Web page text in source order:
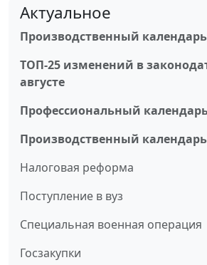
Актуальное
Производственный календарь
ТОП-25 изменений в
августе
Профессиональный
Производственный календарь
Налоговая реформа
Поступление в вуз
Специальная военная операция
Госзакупки